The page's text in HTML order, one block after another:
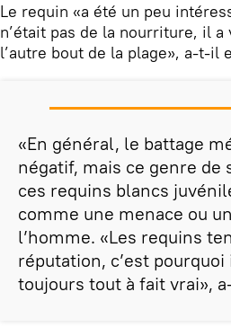
Le requin «a été un peu
n’était pas de la nourriture, il
l’autre bout de la plage», a-t-il
«En général, le battage
négatif, mais ce genre
ces requins blancs
comme une menace ou
l’homme. «Les requins
réputation, c’est
toujours tout à fait vrai»,